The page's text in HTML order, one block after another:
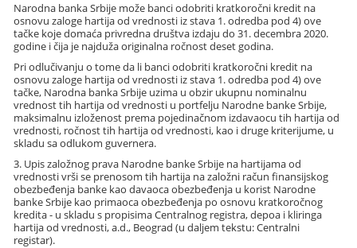
Narodna banka Srbije može banci odobriti kratkoročni kredit na
osnovu zaloge hartija od vrednosti iz stava 1. odredba pod 4) ove
tačke koje domaća privredna društva izdaju do 31. decembra 2020.
godine i čija je najduža originalna ročnost deset godina.
Pri odlučivanju o tome da li banci odobriti kratkoročni kredit na
osnovu zaloge hartija od vrednosti iz stava 1. odredba pod 4) ove
tačke, Narodna banka Srbije uzima u obzir ukupnu nominalnu
vrednost tih hartija od vrednosti u portfelju Narodne banke Srbije,
maksimalnu izloženost prema pojedinačnom izdavaocu tih hartija od
vrednosti, ročnost tih hartija od vrednosti, kao i druge kriterijume, u
skladu sa odlukom guvernera.
3. Upis založnog prava Narodne banke Srbije na hartijama od
vrednosti vrši se prenosom tih hartija na založni račun finansijskog
obezbeđenja banke kao davaoca obezbeđenja u korist Narodne
banke Srbije kao primaoca obezbeđenja po osnovu kratkoročnog
kredita - u skladu s propisima Centralnog registra, depoa i kliringa
hartija od vrednosti, a.d., Beograd (u daljem tekstu: Centralni
registar).